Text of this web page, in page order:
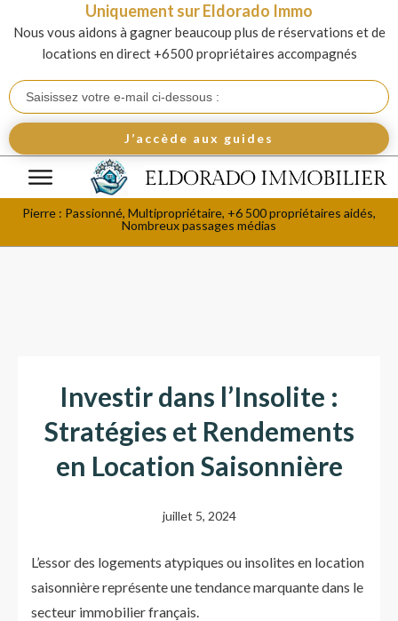
Uniquement sur Eldorado Immo
Nous vous aidons à gagner beaucoup plus de réservations et de
locations en direct +6500 propriétaires accompagnés
J’accède aux guides
Pierre : Passionné, Multipropriétaire, +6 500 propriétaires aidés,
Nombreux passages médias
Investir dans l’Insolite :
Stratégies et Rendements
en Location Saisonnière
juillet 5, 2024
L’essor des logements atypiques ou insolites en location
saisonnière représente une tendance marquante dans le
secteur immobilier français.